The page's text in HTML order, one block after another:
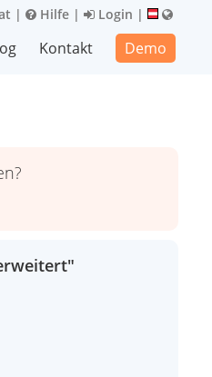
| Hilfe | Login |
Kontakt Demo